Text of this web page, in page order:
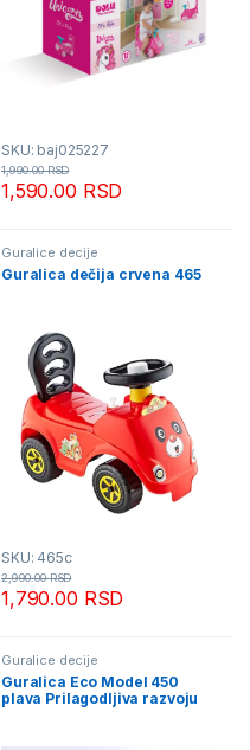
SKU: baj025227
1,590.00 RSD
1,990.00RSD
Guralice decije
Guralica dečija crvena 465
SKU: 465c
1,790.00 RSD
2,990.00RSD
Guralice decije
Guralica Eco Model 450
plava Prilagodljiva razvoju